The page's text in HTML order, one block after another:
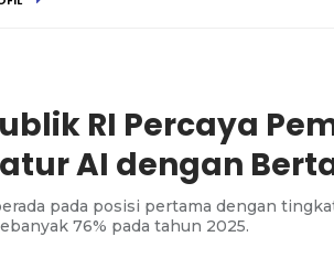
RI Percaya
AI dengan
pada posisi pertama dengan
76% pada tahun 2025.